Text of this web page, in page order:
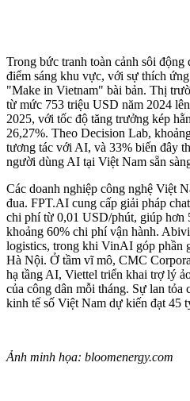
Trong bức tranh toàn cảnh sôi
điểm sáng khu vực, với sự thích
"Make in Vietnam" bài bản. Thị
từ mức 753 triệu USD năm 2024
2025, với tốc độ tăng trưởng kép
26,27%. Theo Decision Lab,
tương tác với AI, và 33% biến đây
người dùng AI tại Việt Nam sẵn
Các doanh nghiệp công nghệ Việt
đua. FPT.AI cung cấp giải pháp
chi phí từ 0,01 USD/phút, giúp hơn
khoảng 60% chi phí vận hành.
logistics, trong khi VinAI góp phần
Hà Nội. Ở tầm vĩ mô, CMC
hạ tầng AI, Viettel triển khai trợ lý
của công dân mỗi tháng. Sự lan
kinh tế số Việt Nam dự kiến đạt 45
Ảnh minh họa: bloomenergy.com